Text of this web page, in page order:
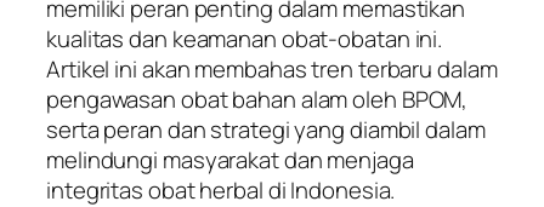
memiliki peran penting dalam memastikan
kualitas dan keamanan obat-obatan ini.
Artikel ini akan membahas tren terbaru dalam
pengawasan obat bahan alam oleh BPOM,
serta peran dan strategi yang diambil dalam
melindungi masyarakat dan menjaga
integritas obat herbal di Indonesia.